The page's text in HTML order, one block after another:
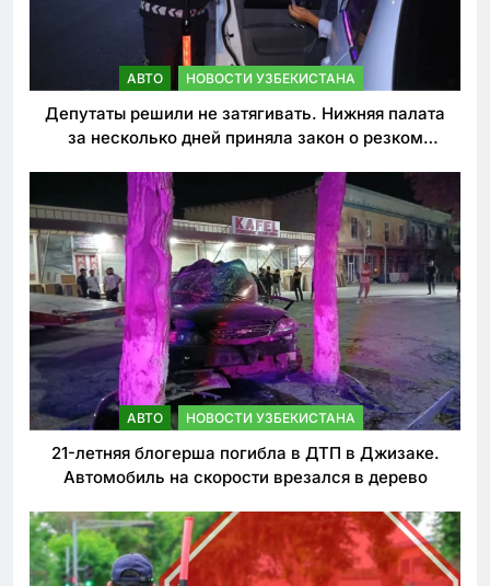
АВТО НОВОСТИ УЗБЕКИСТАНА
Депутаты решили не затягивать. Нижняя палата
за несколько дней приняла закон о резком
АВТО НОВОСТИ УЗБЕКИСТАНА
21-летняя блогерша погибла в ДТП в Джизаке.
Автомобиль на скорости врезался в дерево